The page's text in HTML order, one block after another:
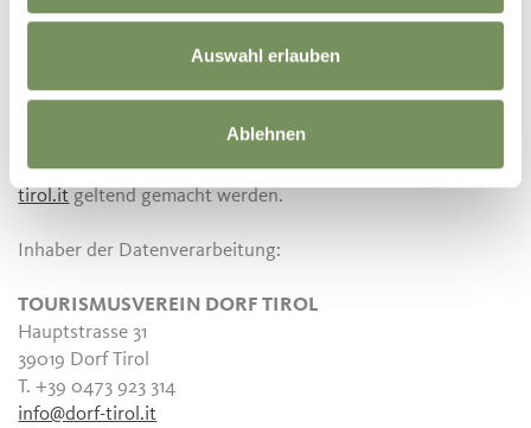
Auswahl erlauben
Ablehnen
Die Rechte können seitens des Betroffenen oder einer von
ihm beauftragten Person, mittels Anfrage an den
TOURISMUSVEREIN DORF TIROL
39019 Dorf Tirol - mit Einschreiben oder eMail aninfo@dorf-
tirol.it geltend gemacht werden.
Inhaber der Datenverarbeitung:
TOURISMUSVEREIN DORF TIROL
Hauptstrasse 31
39019 Dorf Tirol
T. +39 0473 923 314
info@dorf-tirol.it